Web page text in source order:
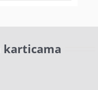
karticama